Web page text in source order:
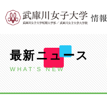
最新ニュース
WHAT’S NEW